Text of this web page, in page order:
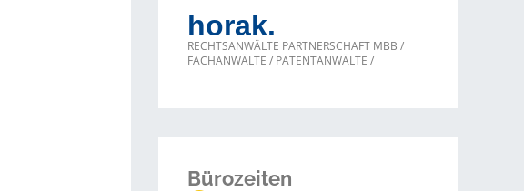
horak.
RECHTSANWÄLTE PARTNERSCHAFT MBB /
FACHANWÄLTE / PATENTANWÄLTE /
Bürozeiten